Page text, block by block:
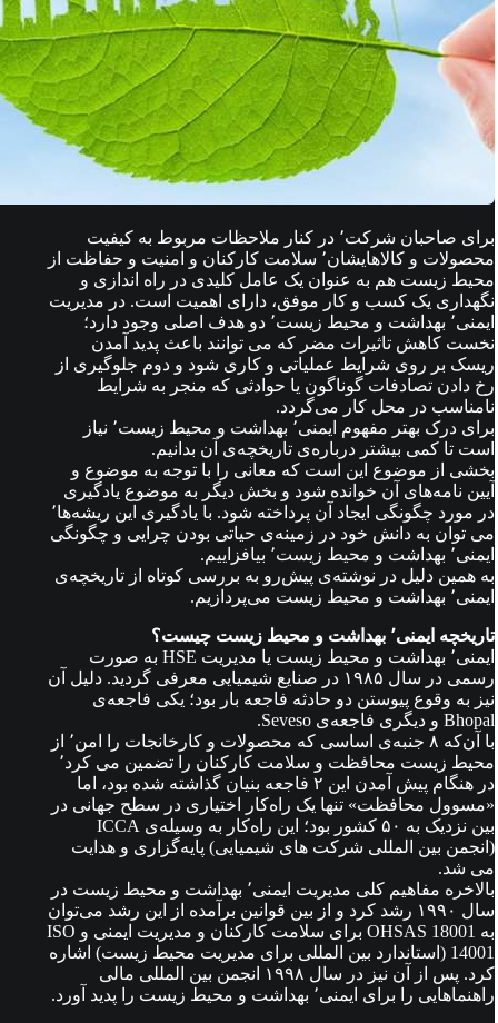
برای صاحبان شرکت٬ در کنار ملاحظات مربوط به کیفیت
محصولات و کالاهایشان٬ سلامت کارکنان و امنیت و حفاظت از
محیط زیست هم به عنوان یک عامل کلیدی در راه اندازی و
نگهداری یک کسب و کار موفق، دارای اهمیت است. در مدیریت
ایمنی٬ بهداشت و محیط زیست٬ دو هدف اصلی وجود دارد؛
نخست کاهش تاثیرات مضر که می توانند باعث پدید آمدن
ریسک بر روی شرایط عملیاتی و کاری شود و دوم جلوگیری از
رخ دادن تصادفات گوناگون یا حوادثی که منجر به شرایط
نامناسب در محل کار می‌گردد.
برای درک بهتر مفهوم ایمنی٬ بهداشت و محیط زیست٬ نیاز
است تا کمی بیشتر درباره‌ی تاریخچه‌ی آن بدانیم.
بخشی از موضوع این است که معانی را با توجه به موضوع و
آیین نامه‌های آن خوانده شود و بخش دیگر به موضوع یادگیری
در مورد چگونگی ایجاد آن پرداخته شود. با یادگیری این ریشه‌ها٬
می توان به دانش خود در زمینه‌ی حیاتی بودن چرایی و چگونگی
ایمنی٬ بهداشت و محیط زیست٬ بیافزاییم.
به همین دلیل در نوشته‌ی پیش‌رو به بررسی کوتاه از تاریخچه‌ی
ایمنی٬ بهداشت و محیط زیست می‌پردازیم.
تاریخچه ایمنی٬ بهداشت و محیط زیست چیست؟
ایمنی٬ بهداشت و محیط زیست یا مدیریت HSE به صورت
رسمی در سال ۱۹۸۵ در صنایع شیمیایی معرفی گردید. دلیل آن
نیز به وقوع پیوستن دو حادثه فاجعه بار بود؛ یکی فاجعه‌ی
Bhopal و دیگری فاجعه‌ی Seveso.
با آن‌که ۸ جنبه‌ی اساسی که محصولات و کارخانجات را امن٬ از
محیط زیست محافظت و سلامت کارکنان را تضمین می کرد٬
در هنگام پیش آمدن این ۲ فاجعه بنیان گذاشته شده بود، اما
«مسوول محافظت» تنها یک راه‌کار اختیاری در سطح جهانی در
بین نزدیک به ۵۰ کشور بود؛ این راه‌کار به وسیله‌ی ICCA
(انجمن بین المللی شرکت های شیمیایی) پایه‌گزاری و هدایت
می شد.
بالاخره مفاهیم کلی مدیریت ایمنی٬ بهداشت و محیط زیست در
سال ۱۹۹۰ رشد کرد و از بین قوانین برآمده از این رشد می‌توان
به OHSAS 18001 برای سلامت کارکنان و مدیریت ایمنی و ISO
14001 (استاندارد بین المللی برای مدیریت محیط زیست) اشاره
کرد. پس از آن نیز در سال ۱۹۹۸ انجمن بین المللی مالی
راهنماهایی را برای ایمنی٬ بهداشت و محیط زیست را پدید آورد.